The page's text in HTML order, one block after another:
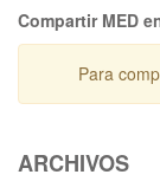
Compartir MED
Para
ARCHIVOS